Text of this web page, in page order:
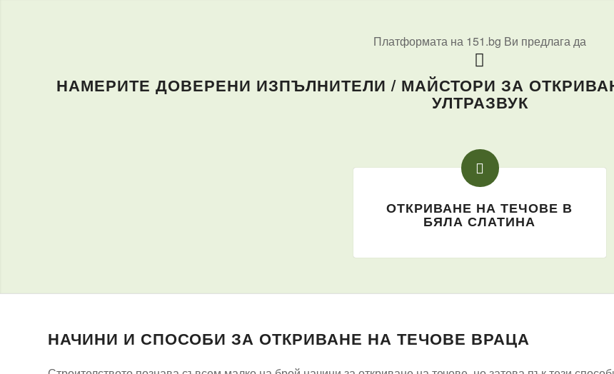
Платформата на 151.bg Ви предлага да
НАМЕРИТЕ ДОВЕРЕНИ ИЗПЪЛНИТЕЛИ / МАЙСТОРИ ЗА
УЛТРАЗВУК
ОТКРИВАНЕ НА ТЕЧОВЕ В
БЯЛА СЛАТИНА
НАЧИНИ И СПОСОБИ ЗА ОТКРИВАНЕ НА ТЕЧОВЕ ВРАЦА